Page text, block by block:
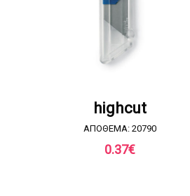
ΖΗΤΗΣΤΕ ΠΡΟΣΦΟΡΑ
highcut
ΑΠΟΘΕΜΑ: 20790
0.37€